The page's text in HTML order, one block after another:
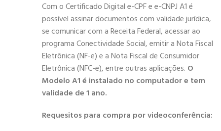
Com o Certificado Digital e-CPF e e-CNPJ A1 é
possível assinar documentos com validade jurídica,
se comunicar com a Receita Federal, acessar ao
programa Conectividade Social, emitir a Nota Fiscal
Eletrônica (NF-e) e a Nota Fiscal de Consumidor
Eletrônica (NFC-e), entre outras aplicações. O
Modelo A1 é instalado no computador e tem
validade de 1 ano.
Requesitos para compra por videoconferência: